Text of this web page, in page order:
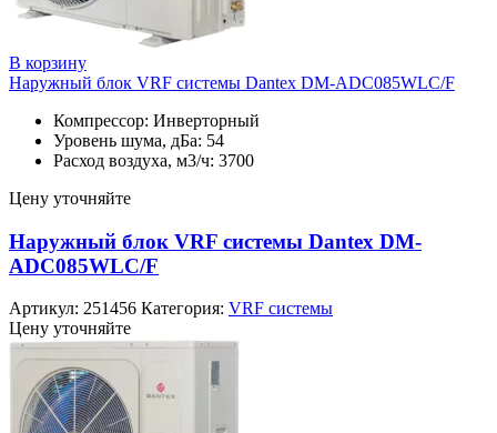
В корзину
Наружный блок VRF системы Dantex DM-ADC085WLC/F
Компрессор: Инверторный
Уровень шума, дБа: 54
Расход воздуха, м3/ч: 3700
Цену уточняйте
Наружный блок VRF системы Dantex DM-
ADC085WLC/F
Артикул: 251456 Категория: VRF системы
Цену уточняйте